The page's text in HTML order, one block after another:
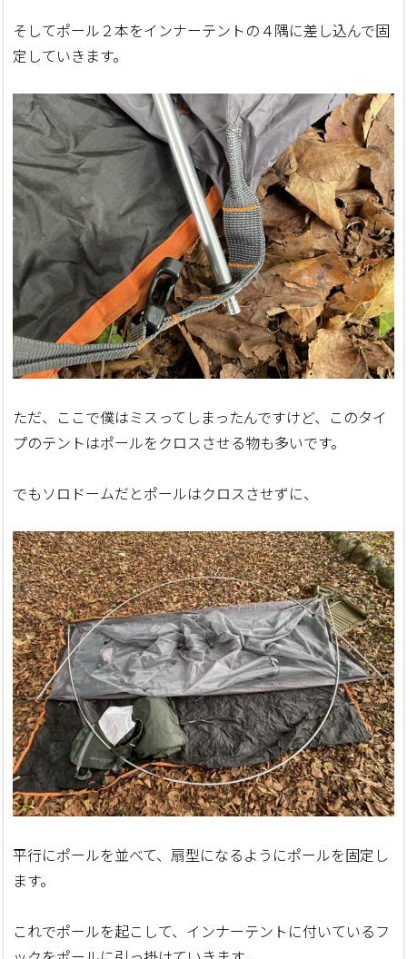
そしてポール２本をインナーテントの４隅に差し込んで固
定していきます。
ただ、ここで僕はミスってしまったんですけど、このタイ
プのテントはポールをクロスさせる物も多いです。
でもソロドームだとポールはクロスさせずに、
平行にポールを並べて、扇型になるようにポールを固定し
ます。
これでポールを起こして、インナーテントに付いているフ